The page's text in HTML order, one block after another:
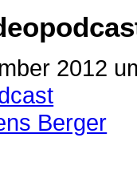
2012
Berger